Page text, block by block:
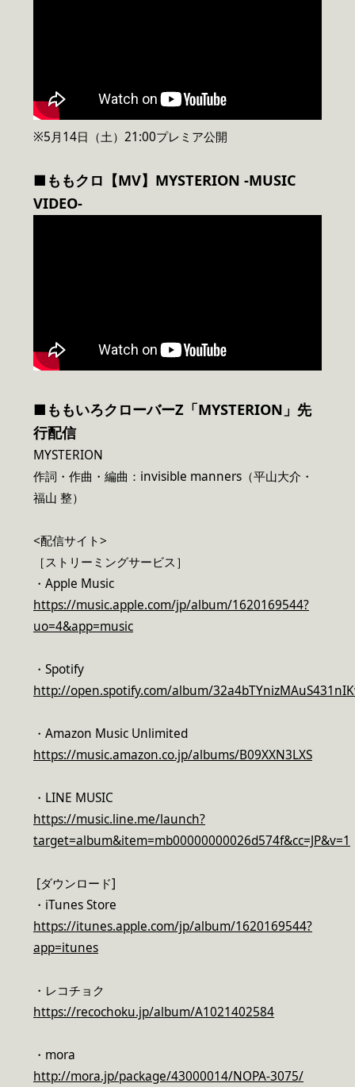
※5月14日（土）21:00プレミア公開
■ももクロ【MV】MYSTERION -MUSIC
VIDEO-
■ももいろクローバーZ「MYSTERION」先
行配信
MYSTERION
作詞・作曲・編曲：invisible manners（平山大介・
福山 整）
<配信サイト>
［ストリーミングサービス］
・Apple Music
https://music.apple.com/jp/album/1620169544?
uo=4&app=music
・Spotify
http://open.spotify.com/album/
・Amazon Music Unlimited
https://music.amazon.co.jp/albums/B09XXN3LXS
・LINE MUSIC
https://music.line.me/launch?
target=album&item=mb00000000026d574f&cc=JP&v=1
[ダウンロード]
・iTunes Store
https://itunes.apple.com/jp/album/1620169544?
app=itunes
・レコチョク
https://recochoku.jp/album/A1021402584
・mora
http://mora.jp/package/43000014/NOPA-3075/